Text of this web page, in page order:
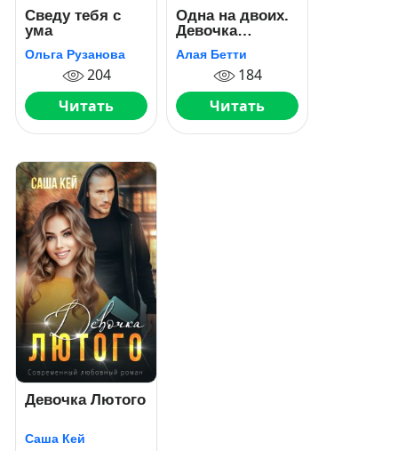
Сведу тебя с
ума
Ольга Рузанова
204
Читать
Одна на двоих.
Девочка
мажоров
Алая Бетти
184
Читать
Девочка Лютого
Саша Кей